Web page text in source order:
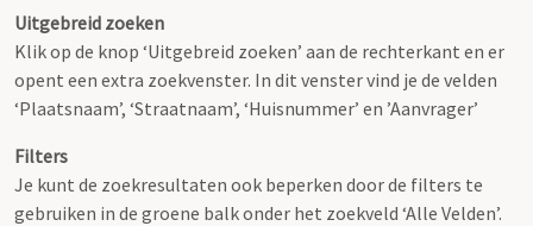
Uitgebreid zoeken
Klik op de knop ‘Uitgebreid zoeken’ aan de rechterkant en er
opent een extra zoekvenster. In dit venster vind je de velden
‘Plaatsnaam’, ‘Straatnaam’, ‘Huisnummer’ en ’Aanvrager’
Filters
Je kunt de zoekresultaten ook beperken door de filters te
gebruiken in de groene balk onder het zoekveld ‘Alle Velden’.